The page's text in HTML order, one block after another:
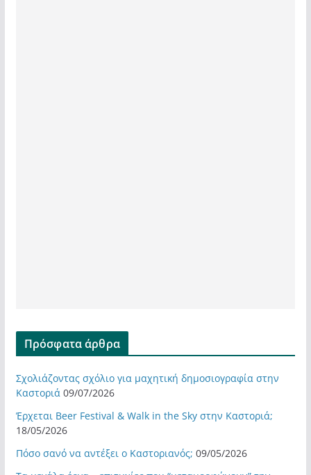
Πρόσφατα άρθρα
Σχολιάζοντας σχόλιο για μαχητική δημοσιογραφία στην
Καστοριά 09/07/2026
Έρχεται Beer Festival & Walk in the Sky στην Καστοριά;
18/05/2026
Πόσο σανό να αντέξει ο Καστοριανός; 09/05/2026